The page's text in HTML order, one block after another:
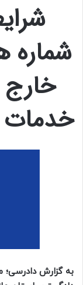
شماره
خارج
خدمات
به گزارش دادرسی؛